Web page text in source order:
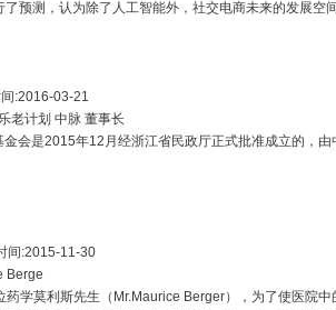
预测，认为除了人工智能外，社交电商未来的发展空
:2016-03-21
老计划 中脉 董事长
会是2015年12月经浙江省民政厅正式批准成立的，
间:2015-11-30
Berge
药学莫利斯先生（Mr.Maurice Berger），为了使医院